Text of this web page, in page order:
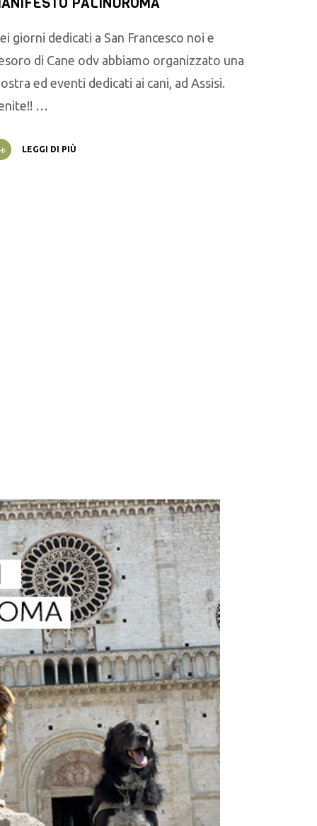
giorni dedicati a San Francesco noi e
di Cane odv abbiamo organizzato una
ed eventi dedicati ai cani, ad Assisi.
…
LEGGI DI PIÙ